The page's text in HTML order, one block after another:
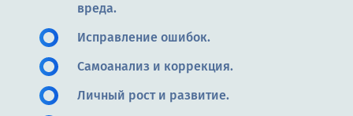
вреда.
Исправление ошибок.
Самоанализ и коррекция.
Личный рост и развитие.